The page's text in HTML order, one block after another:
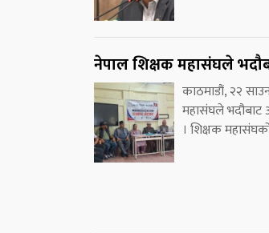
नेपाल शिक्षक महासंघले
काठमाडौं, २२
महासंघले
। शिक्षक